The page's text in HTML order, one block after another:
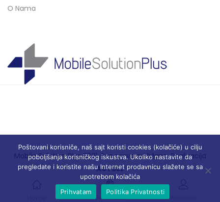
Proizvodi
O Nama
Mobile Solution Plus 2021. Sva prava zadržana. Realizacija
ACTUEL
Poštovani korisniče, naš sajt koristi cookies (kolačiće) u cilju
poboljšanja korisničkog iskustva. Ukoliko nastavite da
pregledate i koristite našu Internet prodavnicu slažete se sa
upotrebom kolačića
Prihvatam
Politika Privatnosti